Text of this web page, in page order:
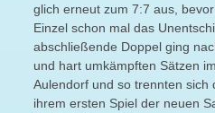
glich erneut zum 7:7 aus,
Einzel schon mal das
abschließende Doppel ging
und hart umkämpften Sätzen
Aulendorf und so trennten sich
ihrem ersten Spiel der neuen